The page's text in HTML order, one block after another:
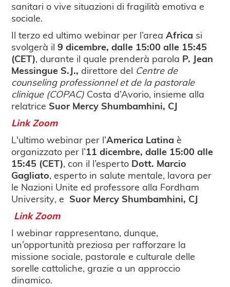
sanitari o vive situazioni di fragilità emotiva e
sociale.
Il terzo ed ultimo webinar per l’areaAfrica si
svolgerà il9 dicembre, dalle 15:00 alle 15:45
(CET), durante il quale prenderà parola P. Jean
Messingue S.J., direttore del Centre de
counseling professionnel et de la pastorale
clinique (COPAC) Costa d’Avorio, insieme alla
relatrice Suor Mercy Shumbamhini, CJ
Link Zoom
L'ultimo webinar per l’America Latinaè
organizzato per l’11 dicembre, dalle 15:00 alle
15:45 (CET), con il l’esperto Dott. Marcio
Gagliato, esperto in salute mentale, lavora per
le Nazioni Unite ed professore alla Fordham
University,e Suor Mercy Shumbamhini, CJ
Link Zoom
I webinar rappresentano, dunque,
un’opportunità preziosa per rafforzare la
missione sociale, pastorale e culturale delle
sorelle cattoliche, grazie a un approccio
dinamico.